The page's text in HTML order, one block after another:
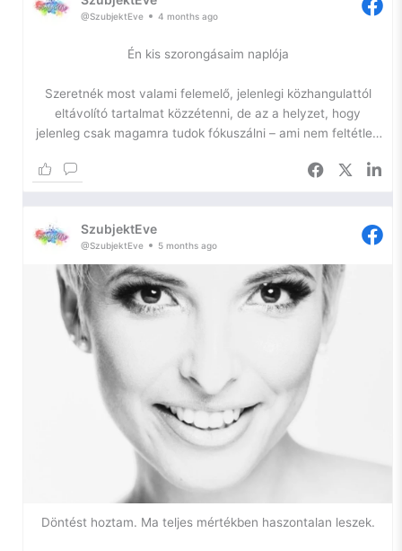
@SzubjektEve 4 months ago
Én kis szorongásaim naplója
Szeretnék most valami felemelő, jelenlegi közhangulattól
eltávolító tartalmat közzétenni, de az a helyzet, hogy
jelenleg csak magamra tudok fókuszálni – ami nem feltétlen
hogy naplózzam a lelkem, hátha ennyivel is sikerül
elhallgattatnom a belső hangokat.
Szóval, szorongás.
Ilyen vagyok én. Egy ideje azon gondolkodom, hogy – bár
nem szeretem a diagnózist, hiszen a szó maga is már egy
negatív háttérjelentést hordoz – szükségem lenne arra, hogy
tudjam, mi a gond velem.
Miért vagyok egy két lábon járó szorongás. Gyakorlatilag
gyerekkorom óta. Miért van az, hogy nem tudok örülni
pusztán a napfénynek, vagy egy katicabogárnak, miért
tiszavirág-életűek az örömök az életemben.
Miért nem tudok a seggemen megülni, pihenni, önostorozás
SzubjektEve
@SzubjektEve 5 months ago
Döntést hoztam. Ma teljes mértékben haszontalan leszek.